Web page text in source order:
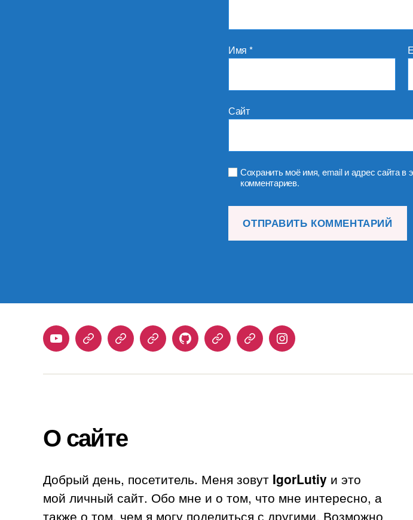
Имя *
Сайт
Сохранить моё имя, email и адрес сайта
комментариев.
YoutubeTelegramStepik Habr GithubSamlibDuolingoInstagram
О сайте
Добрый день, посетитель. Меня зовут IgorLutiy и это
мой личный сайт. Обо мне и о том, что мне интересно, а
также о том, чем я могу поделиться с другими. Возможно